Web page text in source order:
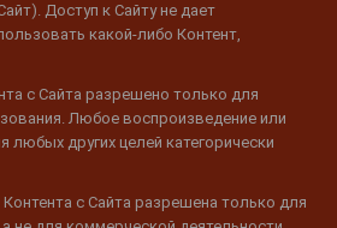
Доступ к Сайту не дает
какой-либо Контент,
с Сайта разрешено только для
Любое воспроизведение или
любых других целей категорически
Контента с Сайта разрешена только для